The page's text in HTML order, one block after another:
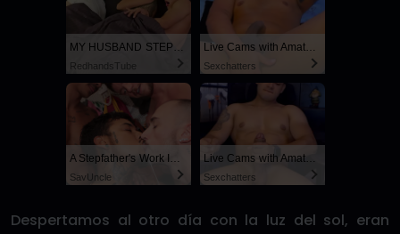
MY HUSBAND STEPSON MISTAKENLY GIVES ME IN THE ASS
RedhandsTube
Live Cams with Amateur Men
Sexchatters
A Stepfather's Work Is Never Done
SayUncle
Live Cams with Amateur Men
Sexchatters
Despertamos al otro día con la luz del sol, eran